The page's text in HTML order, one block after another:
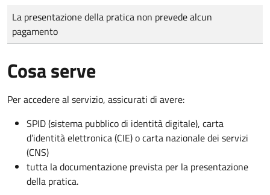
Tipo di pagamento
Importo
La presentazione della pratica non prevede alcun
pagamento
Cosa serve
Per accedere al servizio, assicurati di avere:
SPID (sistema pubblico di identità digitale), carta
d’identità elettronica (CIE) o carta nazionale dei servizi
(CNS)
tutta la documentazione prevista per la presentazione
della pratica.